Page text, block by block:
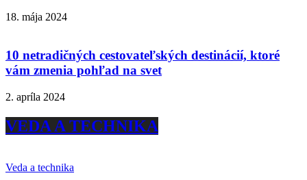
18. mája 2024
10 netradičných cestovateľských destinácií, ktoré
vám zmenia pohľad na svet
2. apríla 2024
VEDA A TECHNIKA
Veda a technika